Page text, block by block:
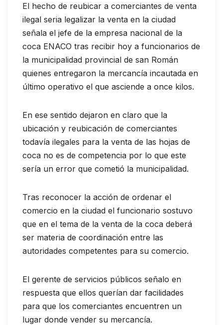
El hecho de reubicar a comerciantes de venta
ilegal seria legalizar la venta en la ciudad
señala el jefe de la empresa nacional de la
coca ENACO tras recibir hoy a funcionarios de
la municipalidad provincial de san Román
quienes entregaron la mercancía incautada en
último operativo el que asciende a once kilos.
En ese sentido dejaron en claro que la
ubicación y reubicación de comerciantes
todavía ilegales para la venta de las hojas de
coca no es de competencia por lo que este
sería un error que cometió la municipalidad.
Tras reconocer la acción de ordenar el
comercio en la ciudad el funcionario sostuvo
que en el tema de la venta de la coca deberá
ser materia de coordinación entre las
autoridades competentes para su comercio.
El gerente de servicios públicos señalo en
respuesta que ellos querían dar facilidades
para que los comerciantes encuentren un
lugar donde vender su mercancía.